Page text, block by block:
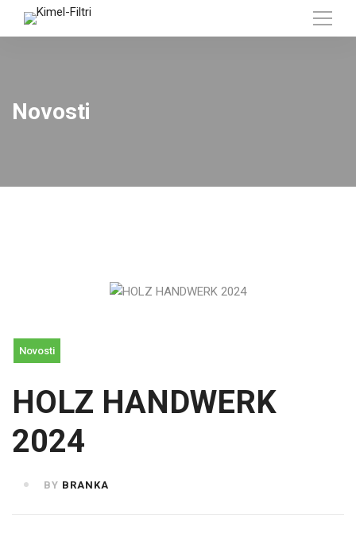
Novosti
Novosti
HOLZ HANDWERK
2024
BY BRANKA